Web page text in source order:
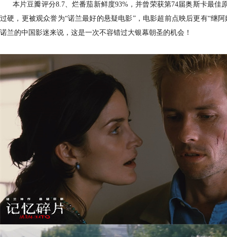
本片豆瓣评分8.7、烂番茄新鲜度93%，并曾荣获第74届奥斯卡最
过硬，更被观众誉为“诺兰最好的悬疑电影”，电影超前点映后更有“继
诺兰的中国影迷来说，这是一次不容错过大银幕朝圣的机会！